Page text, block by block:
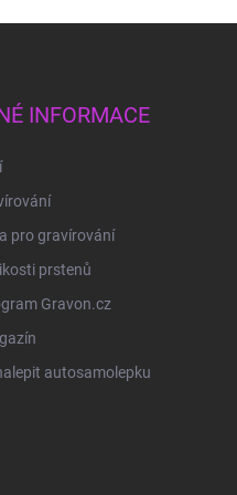
INFORMACE
pro gravírování
prstenů
Gravon.cz
autosamolepku